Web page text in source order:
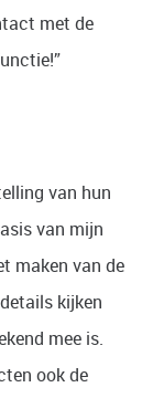
met de
van hun
van mijn
maken van de
kijken
mee is.
ook de